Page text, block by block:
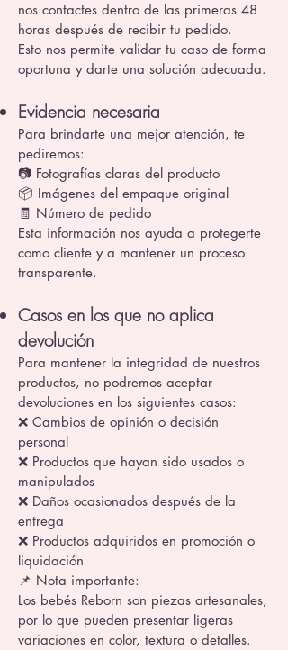
nos contactes dentro de las primeras 48
horas después de recibir tu pedido.
Esto nos permite validar tu caso de forma
oportuna y darte una solución adecuada.
Evidencia necesaria
Para brindarte una mejor atención, te
pediremos:
📷 Fotografías claras del producto
📦 Imágenes del empaque original
🧾 Número de pedido
Esta información nos ayuda a protegerte
como cliente y a mantener un proceso
transparente.
Casos en los que no aplica
devolución
Para mantener la integridad de nuestros
productos, no podremos aceptar
devoluciones en los siguientes casos:
❌ Cambios de opinión o decisión
personal
❌ Productos que hayan sido usados o
manipulados
❌ Daños ocasionados después de la
entrega
❌ Productos adquiridos en promoción o
liquidación
📌 Nota importante:
Los bebés Reborn son piezas artesanales,
por lo que pueden presentar ligeras
variaciones en color, textura o detalles.